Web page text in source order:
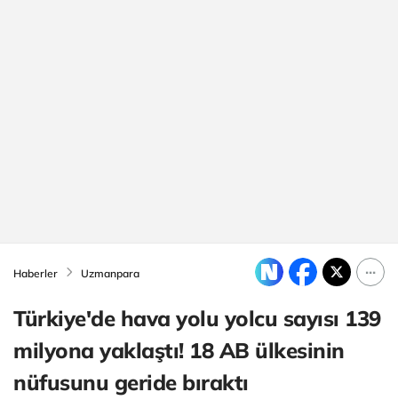
Haberler Uzmanpara
Türkiye'de hava yolu yolcu sayısı 139
milyona yaklaştı! 18 AB ülkesinin
nüfusunu geride bıraktı